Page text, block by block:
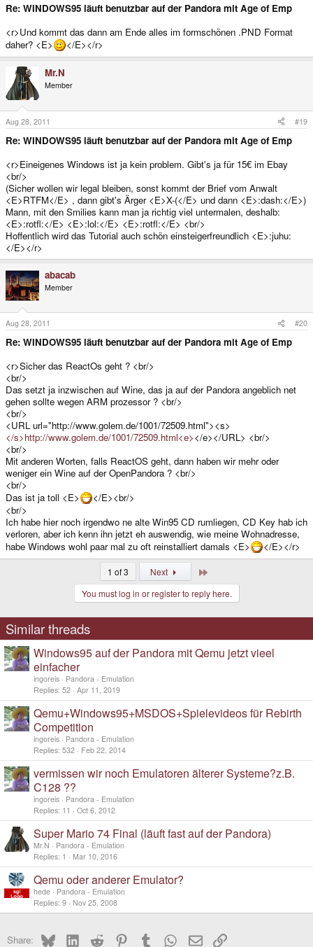
Re: WINDOWS95 läuft benutzbar auf der Pandora mit Age of Emp
<r>Und kommt das dann am Ende alles im formschönen .PND Format
daher? <E>
</E></r>
Mr.N
Member
Aug 28, 2011 #19
Re: WINDOWS95 läuft benutzbar auf der Pandora mit Age of Emp
<r>Eineigenes Windows ist ja kein problem. Gibt's ja für 15€ im Ebay
<br/>
(Sicher wollen wir legal bleiben, sonst kommt der Brief vom Anwalt
<E>RTFM</E> , dann gibt's Ärger <E>X-(</E> und dann <E>:dash:</E>)
Mann, mit den Smilies kann man ja richtig viel untermalen, deshalb:
<E>:rotfl:</E> <E>:lol:</E> <E>:rotfl:</E> <br/>
Hoffentlich wird das Tutorial auch schön einsteigerfreundlich <E>:juhu:
</E></r>
abacab
Member
Aug 28, 2011 #20
Re: WINDOWS95 läuft benutzbar auf der Pandora mit Age of Emp
<r>Sicher das ReactOs geht ? <br/>
<br/>
Das setzt ja inzwischen auf Wine, das ja auf der Pandora angeblich net
gehen sollte wegen ARM prozessor ? <br/>
<br/>
<URL url="http://www.golem.de/1001/72509.html"><s>
</s>http://www.golem.de/1001/72509.html<e></e></URL> <br/>
<br/>
Mit anderen Worten, falls ReactOS geht, dann haben wir mehr oder
weniger ein Wine auf der OpenPandora ? <br/>
<br/>
Das ist ja toll <E>
</E><br/>
<br/>
Ich habe hier noch irgendwo ne alte Win95 CD rumliegen, CD Key hab ich
verloren, aber ich kenn ihn jetzt eh auswendig, wie meine Wohnadresse,
habe Windows wohl paar mal zu oft reinstalliert damals <E>
</E></r>
1 of 3 Next
You must log in or register to reply here.
Similar threads
Windows95 auf der Pandora mit Qemu jetzt vieel
einfacher
ingoreis
Pandora - Emulation
Replies 52 Apr 11, 2019
Qemu+Windows95+MSDOS+Spielevideos für Rebirth
Competition
ingoreis
Pandora - Emulation
Replies 532 Feb 22, 2014
vermissen wir noch Emulatoren älterer Systeme?z.B.
C128 ??
ingoreis
Pandora - Emulation
Replies 11 Oct 6, 2012
Super Mario 74 Final (läuft fast auf der Pandora)
Mr.N
Pandora - Emulation
Replies 1 Mar 10, 2016
Qemu oder anderer Emulator?
hede
Pandora - Emulation
Replies 9 Nov 25, 2008
Share: BlueskyLinkedInReddit PinterestTumblr WhatsApp
EmailLink